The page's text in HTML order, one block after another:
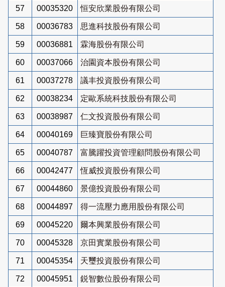
57 00035320 恒安欣業股份有限公司
58 00036783 思進科技股份有限公司
59 00036881 霖海股份有限公司
60 00037066 治園資本股份有限公司
61 00037278 議丰投資股份有限公司
62 00038234 定歐系統科技股份有限公司
63 00038987 仁文投資股份有限公司
64 00040169 巨臻寶股份有限公司
65 00040787 富騰躍投資管理顧問股份有限公司
66 00042477 恆威投資股份有限公司
67 00044860 景億投資股份有限公司
68 00044897 得一流壓力應用股份有限公司
69 00045220 爾本興業股份有限公司
70 00045328 京田實業股份有限公司
71 00045354 天璽投資股份有限公司
72 00045951 鋭智數位股份有限公司